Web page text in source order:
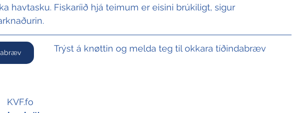
havtasku. Fiskaríið hjá teimum er eisini brúkiligt, sigur
Trýst á knøttin og melda teg til okkara tíðindabræv
	KVF.fo